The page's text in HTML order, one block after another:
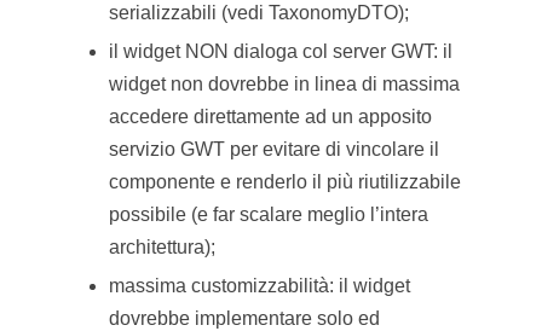
serializzabili (vedi TaxonomyDTO);
il widget NON dialoga col server GWT: il
widget non dovrebbe in linea di massima
accedere direttamente ad un apposito
servizio GWT per evitare di vincolare il
componente e renderlo il più riutilizzabile
possibile (e far scalare meglio l’intera
architettura);
massima customizzabilità: il widget
dovrebbe implementare solo ed